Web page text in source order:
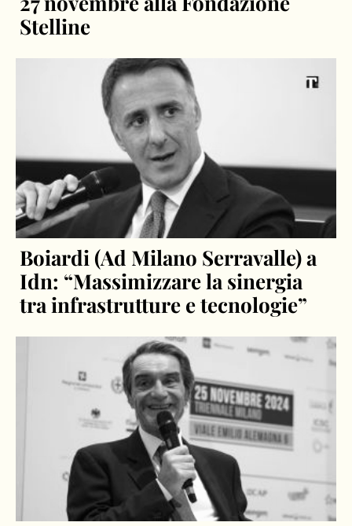
Stelline
Boiardi (Ad Milano Serravalle) a
Idn: “Massimizzare la sinergia
tra infrastrutture e tecnologie”